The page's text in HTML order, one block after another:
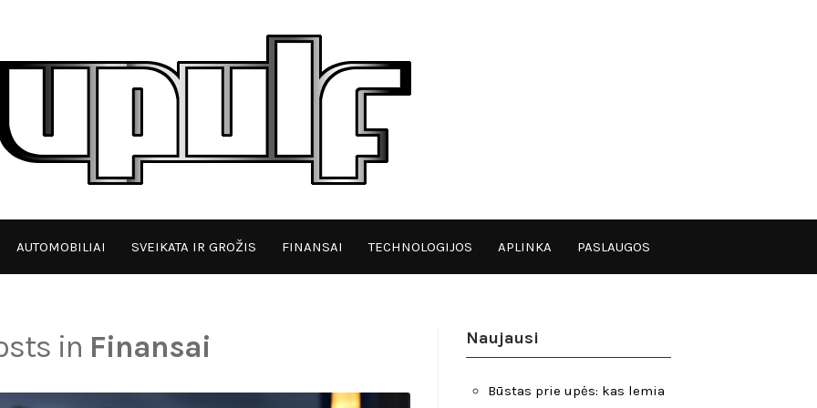
AUTOMOBILIAI SVEIKATA IR GROŽIS FINANSAI TECHNOLOGIJOS APLINKA PASLAUGOS
in Finansai Naujausi
Būstas prie upės: kas lemia